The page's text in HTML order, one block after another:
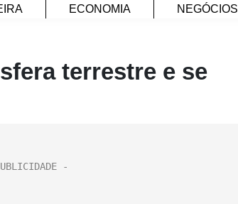
ECONOMIA NEGÓCIOS
terrestre e se